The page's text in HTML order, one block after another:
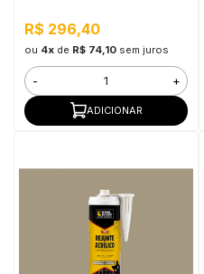
R$ 296,40
ou 4xde R$ 74,10 sem juros
- +
ADICIONAR